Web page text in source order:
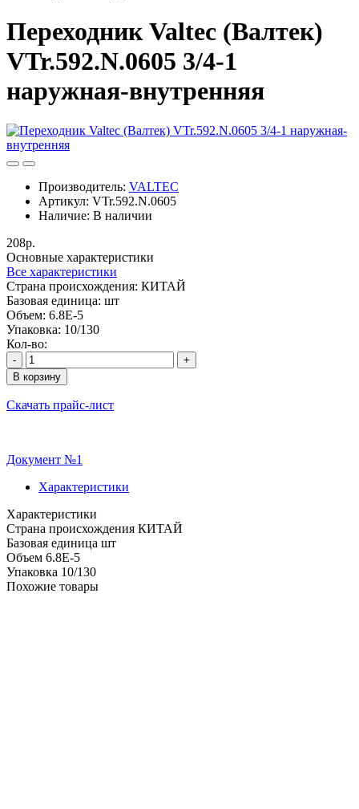
Переходник Valtec (Валтек)
VTr.592.N.0605 3/4-1
наружная-внутренняя
Производитель: VALTEC
Артикул: VTr.592.N.0605
Наличие: В наличии
208р.
Основные характеристики
Все характеристики
Cтрана происхождения: КИТАЙ
Базовая единица: шт
Объем: 6.8E-5
Упаковка: 10/130
Кол-во:
-
+
В корзину
Скачать прайс-лист
Документ №1
Характеристики
Характеристики
Cтрана происхождения КИТАЙ
Базовая единица шт
Объем 6.8E-5
Упаковка 10/130
Похожие товары